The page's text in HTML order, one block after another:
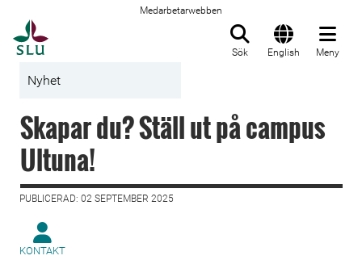
Medarbetarwebben
Sök English Meny
Nyhet
Skapar du? Ställ ut på campus
Ultuna!
PUBLICERAD: 02 SEPTEMBER 2025
KONTAKT